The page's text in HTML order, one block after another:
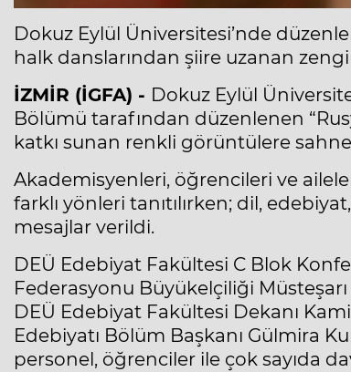
Dokuz Eylül Üniversitesi’nde
halk danslarından şiire uzanan
İZMİR (İGFA) - Dokuz Eylül
Bölümü tarafından düzenlenen
katkı sunan renkli görüntülere
Akademisyenleri, öğrencileri ve
farklı yönleri tanıtılırken; dil,
mesajlar verildi.
DEÜ Edebiyat Fakültesi C Blok
Federasyonu Büyükelçiliği
DEÜ Edebiyat Fakültesi Dekanı
Edebiyatı Bölüm Başkanı Gülmira
personel, öğrenciler ile çok sayıda